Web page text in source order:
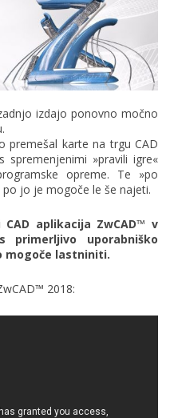
izdajo ponovno močno
premešal karte na trgu CAD
spremenjenimi »pravili igre«
opreme. Te »po
jo je mogoče le še najeti.
aplikacija ZwCAD™ v
uporabniško
mogoče lastniniti.
2018: